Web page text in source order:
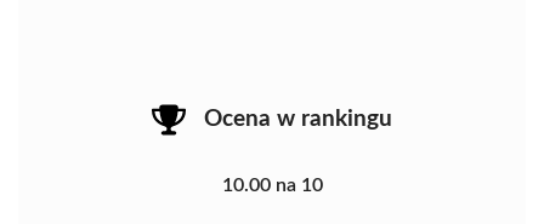
Ocena w rankingu
10.00 na 10